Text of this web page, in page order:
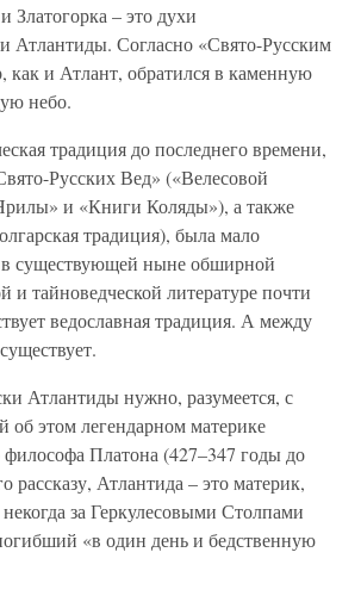
Златогорка – это духи
Атлантиды. Согласно «Свято-Русским
как и Атлант, обратился в каменную
небо.
традиция до последнего времени,
Русских Вед» («Велесовой
и «Книги Коляды»), а также
традиция), была мало
в существующей ныне обширной
и тайноведческой литературе почти
ведославная традиция. А между
Атлантиды нужно, разумеется, с
об этом легендарном материке
философа Платона (427–347 годы до
рассказу, Атлантида – это материк,
за Геркулесовыми Столпами
«в один день и бедственную